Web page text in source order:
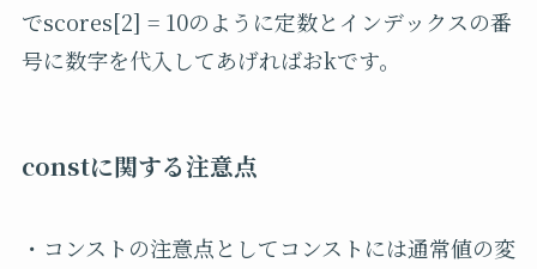
でscores[2] = 10のように定数とインデックスの番
号に数字を代入してあげればおkです。
constに関する注意点
・コンストの注意点としてコンストには通常値の変